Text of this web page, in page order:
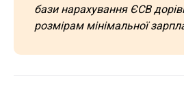
бази нарахування ЄСВ
розмірам мінімальної